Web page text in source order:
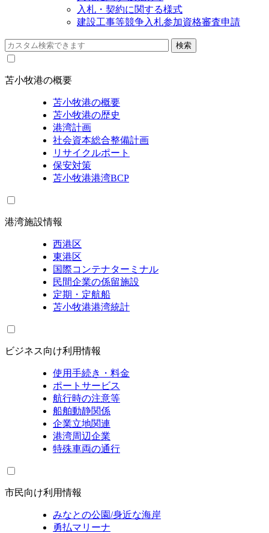
入札・契約に関する様式
建設工事等競争入札参加資格審査申請
苫小牧港の概要
苫小牧港の概要
苫小牧港の歴史
港湾計画
社会資本総合整備計画
リサイクルポート
保安対策
苫小牧港港湾BCP
港湾施設情報
西港区
東港区
国際コンテナターミナル
民間企業の係留施設
定期・定航船
苫小牧港港湾統計
ビジネス向け利用情報
使用手続き・料金
ポートサービス
航行時の注意等
船舶動静関係
企業立地関連
港湾周辺企業
特殊車両の通行
市民向け利用情報
みなとの公園/身近な海岸
勇払マリーナ